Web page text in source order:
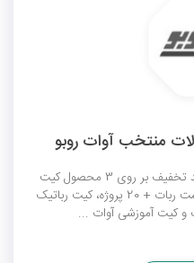
با وارد کردن این کد تخفیف از 12 درصد تخفیف بر روی 3 محصول کیت
رباتیک و الکترونیک آوات روبو مدل هشت ربات + 20 پروژه، کیت رباتیک
کیت آموزشی آوات ...